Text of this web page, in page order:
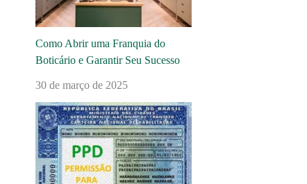
Como Abrir uma Franquia do
Boticário e Garantir Seu Sucesso
30 de março de 2025